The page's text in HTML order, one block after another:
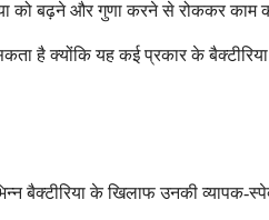
को बढ़ने और गुणा करने से रोककर काम
है क्योंकि यह कई प्रकार के
बैक्टीरिया के खिलाफ उनकी व्यापक-